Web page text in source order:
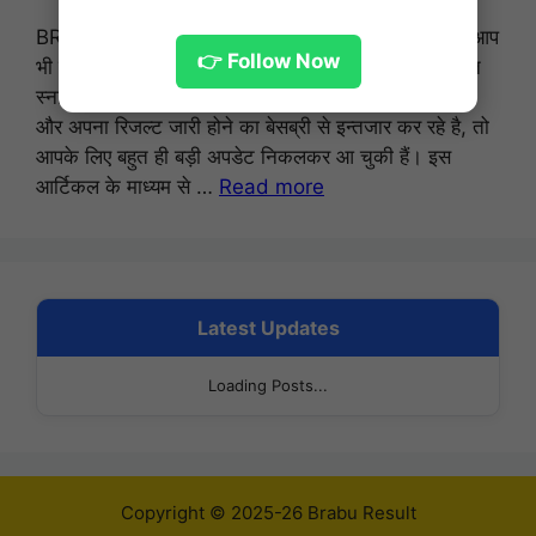
BRABU UG 1st Semester Result 2025-29: क्या आप
भी बाबा साहेब भीमराव अंबेडकर यूनिवर्सिटी (BRABU) के तहत
स्नातक सत्र 2025-29 की लिखित परीक्षा में शामिल हुए थे।
और अपना रिजल्ट जारी होने का बेसब्री से इन्तजार कर रहे है, तो
आपके लिए बहुत ही बड़ी अपडेट निकलकर आ चुकी हैं। इस
आर्टिकल के माध्यम से … Read more
Latest Updates
Loading Posts...
Copyright © 2025-26 Brabu Result
👉 Follow Now